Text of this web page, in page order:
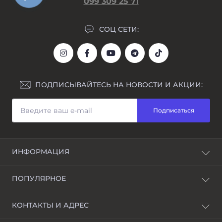
СОЦ СЕТИ:
ПОДПИСЫВАЙТЕСЬ НА НОВОСТИ И АКЦИИ:
Подписаться
ИНФОРМАЦИЯ
Awarder – бренд наручных часов
Гравировка
ПОПУЛЯРНОЕ
Женские часы
КОНТАКТЫ И АДРЕС